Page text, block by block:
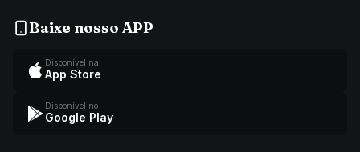
Baixe nosso APP
Disponível na
App Store
Disponível no
Google Play